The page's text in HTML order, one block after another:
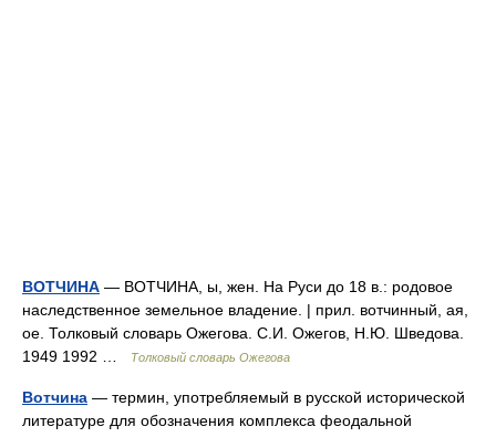
ВОТЧИНА — ВОТЧИНА, ы, жен. На Руси до 18 в.: родовое
наследственное земельное владение. | прил. вотчинный, ая,
ое. Толковый словарь Ожегова. С.И. Ожегов, Н.Ю. Шведова.
1949 1992 …
Толковый словарь Ожегова
Вотчина — термин, употребляемый в русской исторической
литературе для обозначения комплекса феодальной